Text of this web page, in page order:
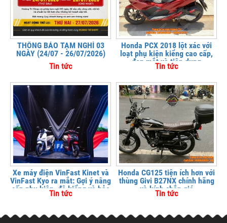
THÔNG BÁO TẠM NGHỈ 03
NGÀY (24/07 - 26/07/2026)
Tin tức
Honda PCX 2018 lột xác với
loạt phụ kiện kiểng cao cấp,
đẹp mắt và tiện dụng
Tin tức
Xe máy điện VinFast Kinet và
VinFast Kyo ra mắt: Gợi ý nâng
cấp phụ kiện, độ kiểng và bảo
vệ xe tại
Tin tức
Honda CG125 tiện ích hơn với
thùng Givi B27NX chính hãng
và kính chắn gió
Tin tức